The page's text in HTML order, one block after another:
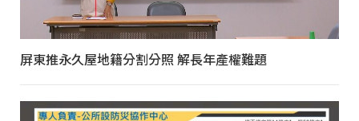
屏東推永久屋地籍分割分照 解長年產權難題